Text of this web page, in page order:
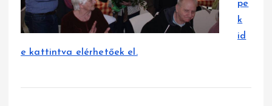
pe
k
id
e kattintva elérhetőek el.